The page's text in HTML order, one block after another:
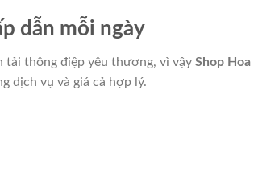
dẫn mỗi ngày
tải thông điệp yêu thương, vì vậy Shop Hoa
dịch vụ và giá cả hợp lý.